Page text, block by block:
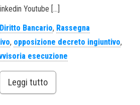
Youtube […]
Diritto Bancario, Rassegna
, opposizione decreto ingiuntivo,
esecuzione
Leggi tutto